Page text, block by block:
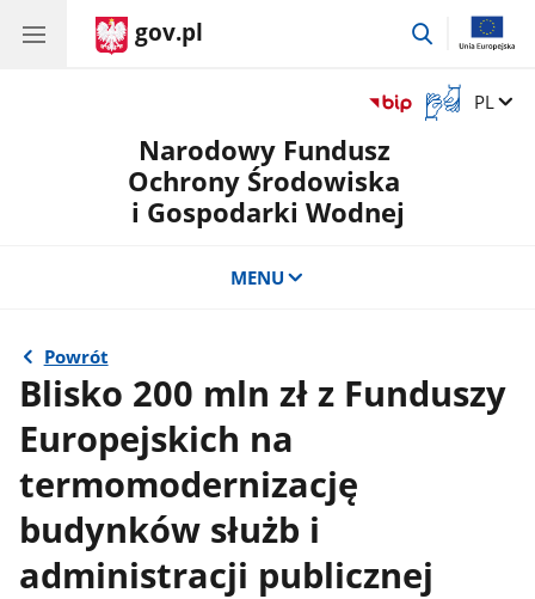
gov.pl
przejdź
Otwórz
okno
Zmień
PL
Narodowy Fundusz
Ochrony Środowiska
i Gospodarki Wodnej
MENU
Powrót
Blisko 200 mln zł z Funduszy
Europejskich na
termomodernizację
budynków służb i
administracji publicznej